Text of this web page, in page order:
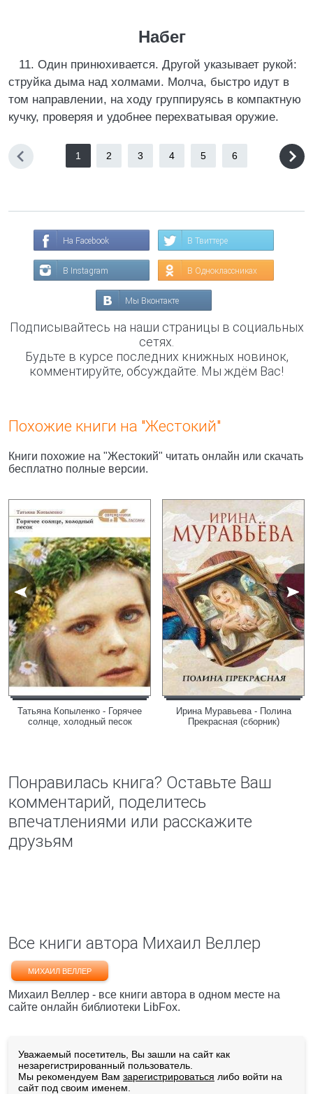
Набег
11. Один принюхивается. Другой указывает рукой:
струйка дыма над холмами. Молча, быстро идут в
том направлении, на ходу группируясь в компактную
кучку, проверяя и удобнее перехватывая оружие.
1 2 3 4 5 6
На Facebook В Твиттере
В Instagram В Одноклассниках
Мы Вконтакте
Подписывайтесь на наши страницы в социальных
сетях.
Будьте в курсе последних книжных новинок,
комментируйте, обсуждайте. Мы ждём Вас!
Похожие книги на "Жестокий"
Книги похожие на "Жестокий" читать онлайн или скачать
бесплатно полные версии.
Татьяна Копыленко - Горячее
солнце, холодный песок
Ирина Муравьева - Полина
Прекрасная (сборник)
Понравилась книга? Оставьте Ваш
комментарий, поделитесь
впечатлениями или расскажите
друзьям
Все книги автора Михаил Веллер
МИХАИЛ ВЕЛЛЕР
Михаил Веллер - все книги автора в одном месте на
сайте онлайн библиотеки LibFox.
Уважаемый посетитель, Вы зашли на сайт как
незарегистрированный пользователь.
Мы рекомендуем Вам зарегистрироваться либо войти на
сайт под своим именем.